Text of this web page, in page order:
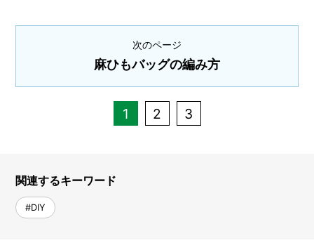
次のページ
麻ひもバッグの編み方
1 2 3
関連するキーワード
#DIY